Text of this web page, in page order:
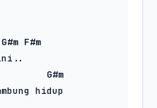
G#m F#m
G#m